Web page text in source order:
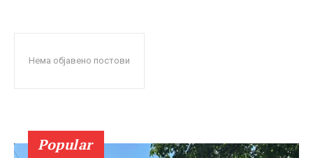
Нема објавено постови
Popular